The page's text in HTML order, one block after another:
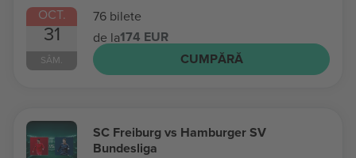
OCT.
31
SÂM.
76 bilete
de la174 EUR
CUMPĂRĂ
SC Freiburg vs Hamburger SV
Bundesliga